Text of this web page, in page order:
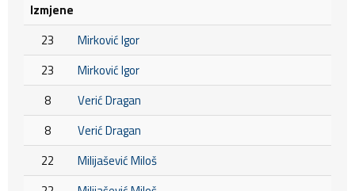
Izmjene
23
Mirković Igor
23
Mirković Igor
8
Verić Dragan
8
Verić Dragan
22
Milijašević Miloš